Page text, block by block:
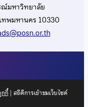
มหาวิทยาลัย
พมหานคร 10330
กี้| สถิติการเข้าชมเว็บไซต์